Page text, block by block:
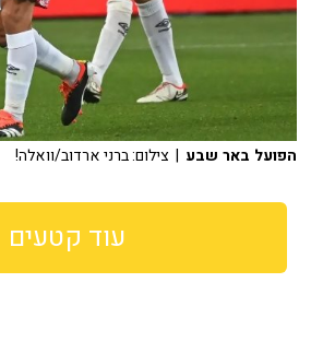
הפועל באר שבע | צילום: ברני ארדוב/וואלה!
עוד קטעים